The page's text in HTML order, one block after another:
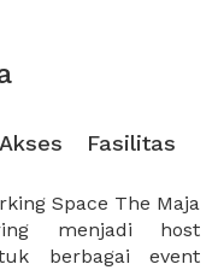
Fasilitas